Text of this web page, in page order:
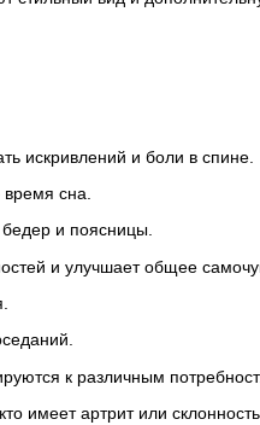
искривлений и боли в спине.
сна.
и поясницы.
и улучшает общее
к различным
имеет артрит или